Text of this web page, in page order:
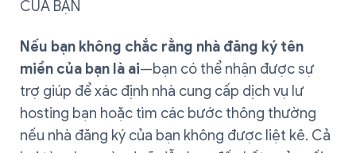
CỦA BẠN
Nếu bạn không chắc rằng nhà đăng ký tên
miền của bạn là ai—bạn có thể nhận được sự
trợ giúp để xác định nhà cung cấp dịch vụ lư
hosting bạn hoặc tìm các bước thông thường
nếu nhà đăng ký của bạn không được liệt kê. Cả